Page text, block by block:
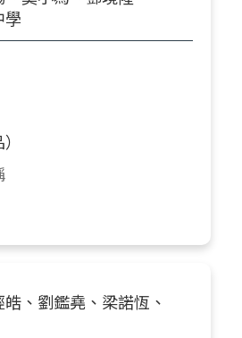
學
、劉鑑堯、梁諾恆、